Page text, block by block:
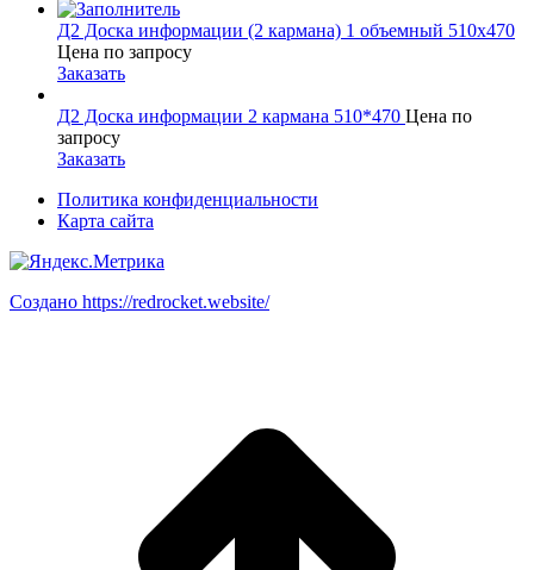
Д2 Доска информации (2 кармана) 1 объемный 510х470
Цена по запросу
Заказать
Д2 Доска информации 2 кармана 510*470 Цена по
запросу
Заказать
Политика конфиденциальности
Карта сайта
Создано https://redrocket.website/